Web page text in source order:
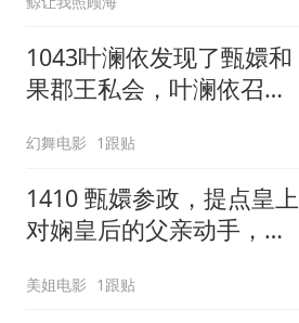
1043叶澜依发现了甄嬛和
果郡王私会，叶澜依召集
幻舞电影 1跟贴
1410 甄嬛参政，提点皇上
对娴皇后的父亲动手，且
美姐电影 1跟贴